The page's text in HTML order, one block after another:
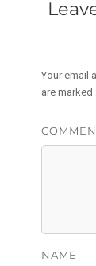
Your email
are marked
NAME